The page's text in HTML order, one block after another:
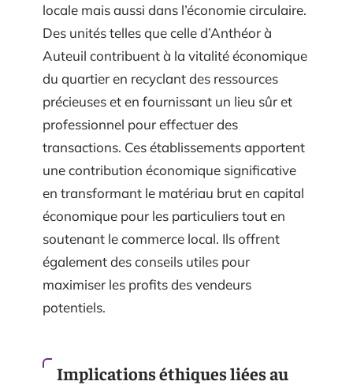
locale mais aussi dans l’économie circulaire.
Des unités telles que celle d’Anthéor à
Auteuil contribuent à la vitalité économique
du quartier en recyclant des ressources
précieuses et en fournissant un lieu sûr et
professionnel pour effectuer des
transactions. Ces établissements apportent
une contribution économique significative
en transformant le matériau brut en capital
économique pour les particuliers tout en
soutenant le commerce local. Ils offrent
également des conseils utiles pour
maximiser les profits des vendeurs
potentiels.
Implications éthiques liées au